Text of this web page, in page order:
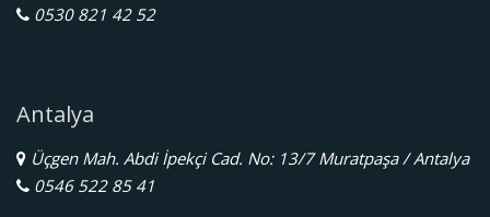
0530 821 42 52
Antalya
Üçgen Mah. Abdi İpekçi Cad. No: 13/7 Muratpaşa / Antalya
0546 522 85 41